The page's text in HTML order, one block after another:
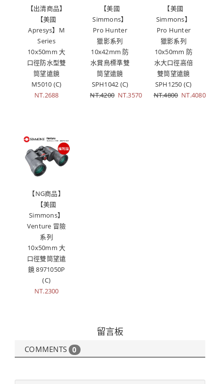
【出清商品】
【美國
Apresys】M
Series
10x50mm 大
口徑防水型雙
筒望遠鏡
M5010 (C)
NT.2688
【美國
Simmons】
Pro Hunter
獵影系列
10x42mm 防
水賞鳥標準雙
筒望遠鏡
SPH1042 (C)
NT.4200 NT.3570
【美國
Simmons】
Pro Hunter
獵影系列
10x50mm 防
水大口徑高倍
雙筒望遠鏡
SPH1250 (C)
NT.4800 NT.4080
【NG商品】
【美國
Simmons】
Venture 冒險
系列
10x50mm 大
口徑雙筒望遠
鏡 8971050P
(C)
NT.2300
留言板
COMMENTS 0